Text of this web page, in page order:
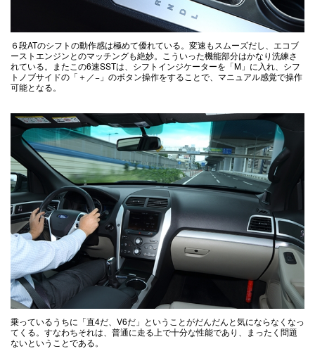
６段ATのシフトの動作感は極めて優れている。変速もスムーズだし、エコブ
ーストエンジンとのマッチングも絶妙。こういった機能部分はかなり洗練さ
れている。またこの6速SSTは、シフトインジケーターを「M」に入れ、シフ
トノブサイドの「＋／−」のボタン操作をすることで、マニュアル感覚で操作
可能となる。
乗っているうちに「直4だ、V6だ」ということがだんだんと気にならなくなっ
てくる。すなわちそれは、普通に走る上で十分な性能であり、まったく問題
ないということである。